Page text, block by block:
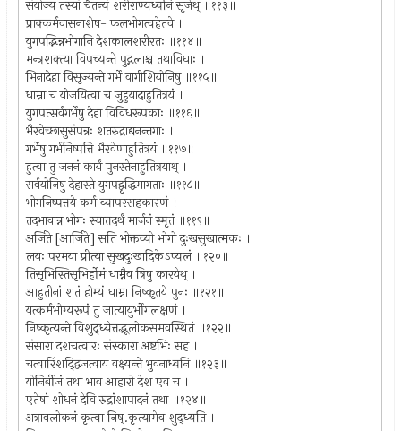
संयोज्य तस्यां चैतन्यं शरीराण्यध्वनि सृजेथ् ॥११३॥
प्राक्कर्मवासनाशेष- फलभोगत्वहेतवे ।
युगपद्भिन्नभोगानि देशकालशरीरतः ॥११४॥
मन्त्रशक्त्या विपच्यन्ते पुद्गलाश्च तथाविधाः ।
भिनादेहा विसृज्यन्ते गर्भे वागीशियोनिषु ॥११५॥
धाम्ना च योजयित्वा च जुहुयादाहुतित्रयं ।
युगपत्सर्वगर्भेषु देहा विविधरूपकाः ॥११६॥
भैरवेच्छासुसंपन्नः शतरुद्राद्यनन्तगाः ।
गर्भेषु गर्भनिष्पत्ति भैरवेणाहुतित्रयं ॥११७॥
हुत्वा तु जननं कार्यं पुनस्तेनाहुतित्रयाथ् ।
सर्वयोनिषु देहास्ते युगपद्वृद्धिमागताः ॥११८॥
भोगनिष्पत्तये कर्म व्यापरसहकारणं ।
तदभावान्न भोगः स्यात्तदर्थं मार्जनं स्मृतं ॥११९॥
अर्जिते [आर्जिते] सति भोक्तव्यो भोगो दुःखसुखात्मकः ।
लयः परमया प्रीत्या सुखदुःखादिकेऽप्यलं ॥१२०॥
तिसृभिस्तिसृभिर्होमं धाम्नैव त्रिषु कारयेथ् ।
आहुतीनां शतं होम्यं धाम्ना निष्कृतये पुनः ॥१२१॥
यत्कर्मभोग्यरूपं तु जात्यायुर्भोगलक्षणं ।
निष्कृत्यन्ते विशुद्ध्येत्तद्भूलोकसमवस्थितं ॥१२२॥
संसारा दशचत्वारः संस्कारा अष्टभिः सह ।
चत्वारिंशद्द्विजत्वाय वक्ष्यन्ते भुवनाध्वनि ॥१२३॥
योनिर्बीजं तथा भाव आहारो देश एव च ।
एतेषां शोधनं देवि रुद्रांशापादनं तथा ॥१२४॥
अत्रावलोकनं कृत्वा निष्.कृत्यामेव शुद्ध्यति ।